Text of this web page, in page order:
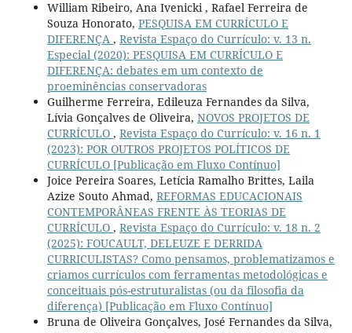
William Ribeiro, Ana Ivenicki , Rafael Ferreira de
Souza Honorato, PESQUISA EM CURRÍCULO E
DIFERENÇA , Revista Espaço do Currículo: v. 13 n.
Especial (2020): PESQUISA EM CURRÍCULO E
DIFERENÇA: debates em um contexto de
proeminências conservadoras
Guilherme Ferreira, Edileuza Fernandes da Silva,
Lívia Gonçalves de Oliveira, NOVOS PROJETOS DE
CURRÍCULO , Revista Espaço do Currículo: v. 16 n. 1
(2023): POR OUTROS PROJETOS POLÍTICOS DE
CURRÍCULO [Publicação em Fluxo Contínuo]
Joice Pereira Soares, Letícia Ramalho Brittes, Laila
Azize Souto Ahmad, REFORMAS EDUCACIONAIS
CONTEMPORÂNEAS FRENTE ÀS TEORIAS DE
CURRÍCULO , Revista Espaço do Currículo: v. 18 n. 2
(2025): FOUCAULT, DELEUZE E DERRIDA
CURRICULISTAS? Como pensamos, problematizamos e
criamos currículos com ferramentas metodológicas e
conceituais pós-estruturalistas (ou da filosofia da
diferença) [Publicação em Fluxo Contínuo]
Bruna de Oliveira Gonçalves, José Fernandes da Silva,